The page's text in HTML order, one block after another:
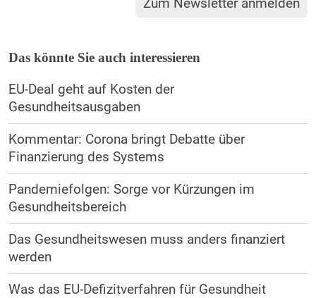
Zum Newsletter anmelden
Das könnte Sie auch interessieren
EU-Deal geht auf Kosten der
Gesundheitsausgaben
Kommentar: Corona bringt Debatte über
Finanzierung des Systems
Pandemiefolgen: Sorge vor Kürzungen im
Gesundheitsbereich
Das Gesundheitswesen muss anders finanziert
werden
Was das EU-Defizitverfahren für Gesundheit